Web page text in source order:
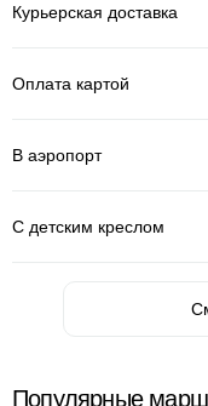
Курьерская доставка
Оплата картой
В аэропорт
С детским креслом
Популярные